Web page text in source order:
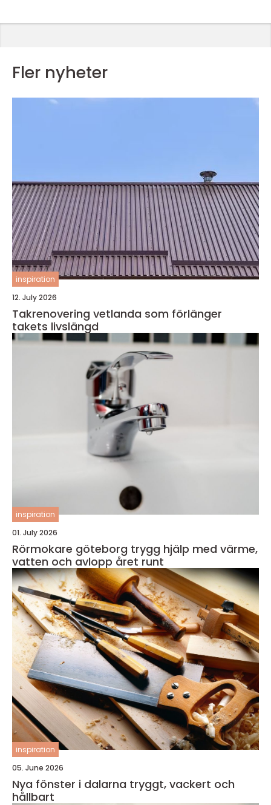
Fler nyheter
inspiration
12. July 2026
Takrenovering vetlanda som förlänger
takets livslängd
inspiration
01. July 2026
Rörmokare göteborg trygg hjälp med värme,
vatten och avlopp året runt
inspiration
05. June 2026
Nya fönster i dalarna tryggt, vackert och
hållbart